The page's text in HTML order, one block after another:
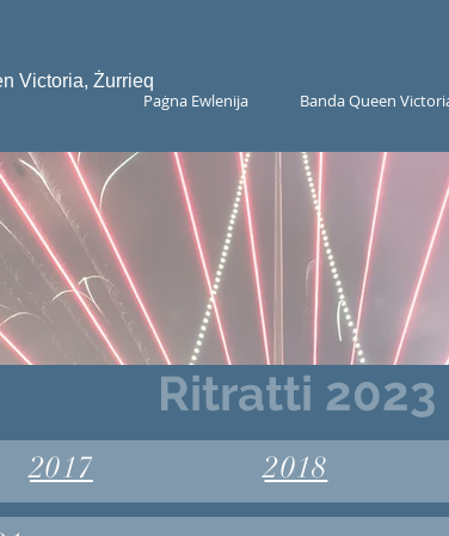
Victoria, Żurrieq
Paġna Ewlenija Banda Queen
2020
2023
2017 2018